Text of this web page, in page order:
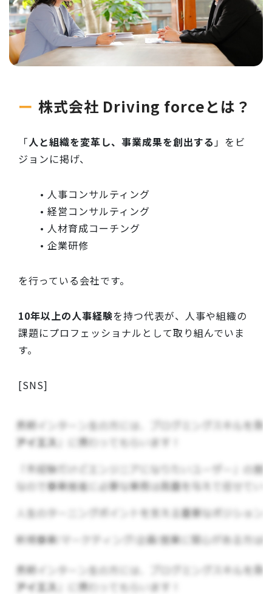
株式会社 Driving forceとは？
「人と組織を変革し、事業成果を創出する」をビ
ジョンに掲げ、
人事コンサルティング
経営コンサルティング
人材育成コーチング
企業研修
を行っている会社です。
10年以上の人事経験を持つ代表が、人事や組織の
課題にプロフェッショナルとして取り組んでいま
す。
[SNS]
・note
・YouTube